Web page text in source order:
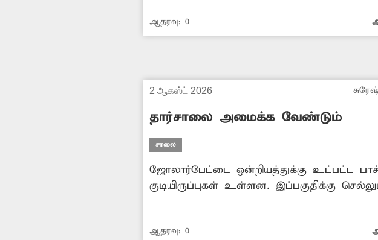
ஆதரவு: 0
2 ஆகஸ்ட் 2026
தார்சாலை அமைக்க வேண்டும்
சாலை
ஜோலார்பேட்டை ஒன்றியத்துக்கு உட்பட்ட
குடியிருப்புகள் உள்ளன. இப்பகுதிக்கு
அளிக்கிறது. இதனால் இருசக்கர வாகனத்தில்
நடக்கின்றன. உடனடியாக சம்பந்தப்பட்ட
ஆதரவு: 0